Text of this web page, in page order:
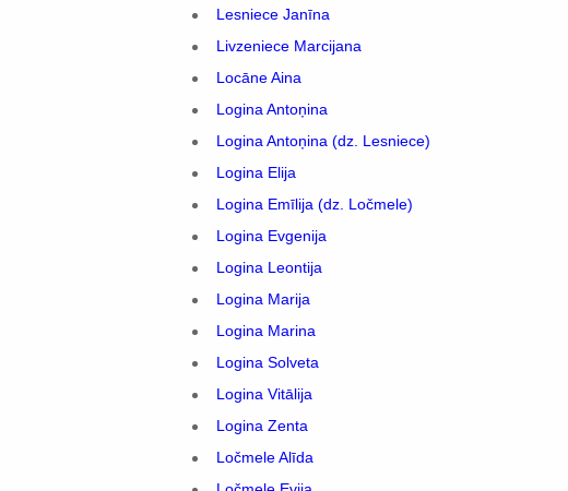
Lesniece Janīna
Livzeniece Marcijana
Locāne Aina
Logina Antoņina
Logina Antoņina (dz. Lesniece)
Logina Elija
Logina Emīlija (dz. Ločmele)
Logina Evgenija
Logina Leontija
Logina Marija
Logina Marina
Logina Solveta
Logina Vitālija
Logina Zenta
Ločmele Alīda